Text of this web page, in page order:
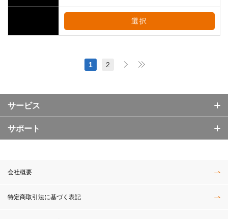
選択
1 2
サービス
サポート
会社概要
特定商取引法に基づく表記